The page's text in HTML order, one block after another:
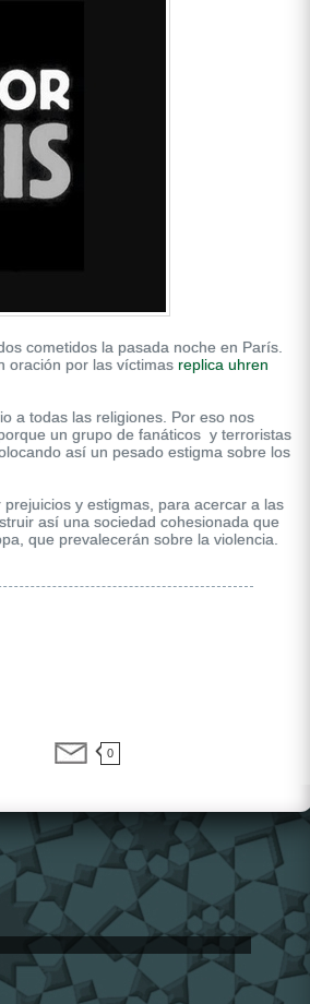
cometidos la pasada noche en París.
oración por las víctimas replica uhren
a todas las religiones. Por eso nos
un grupo de fanáticos y terroristas
así un pesado estigma sobre los
y estigmas, para acercar a las
así una sociedad cohesionada que
que prevalecerán sobre la violencia.
0